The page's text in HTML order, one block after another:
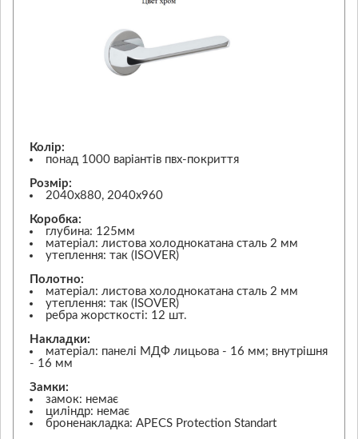
Колір:
понад 1000 варіантів пвх-покриття
Розмір:
2040х880, 2040х960
Коробка:
глубина: 125мм
матеріал: листова холоднокатана сталь 2 мм
утеплення: так (ISOVER)
Полотно:
матеріал: листова холоднокатана сталь 2 мм
утеплення: так (ISOVER)
ребра жорсткості: 12 шт.
Накладки:
матеріал: панелі МДФ лицьова - 16 мм; внутрішня
- 16 мм
Замки:
замок: немає
циліндр: немає
броненакладка: APECS Protection Standart